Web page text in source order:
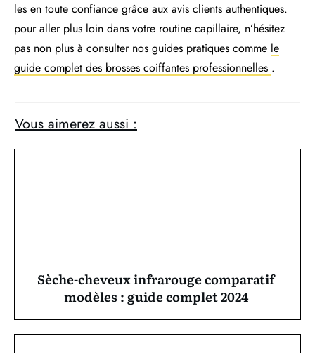
les en toute confiance grâce aux avis clients authentiques.
pour aller plus loin dans votre routine capillaire, n’hésitez
pas non plus à consulter nos guides pratiques comme le
guide complet des brosses coiffantes professionnelles .
Vous aimerez aussi :
Sèche-cheveux infrarouge comparatif
modèles : guide complet 2024